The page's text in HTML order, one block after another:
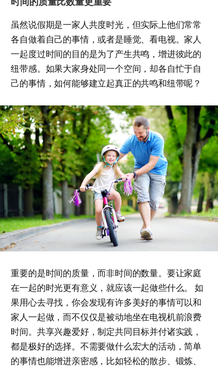
虽然说假期是一家人共度时光，但实际上他们常常
各自做着自己的事情，或者是睡觉、看电视。家人
一起度过时间的目的是为了产生共鸣，增进彼此的
纽带感。如果大家身处同一个空间，却各自忙于自
己的事情，如何能够建立起真正的共鸣和纽带呢？
重要的是时间的质量，而非时间的数量。要让家庭
在一起的时光更有意义，就应该一起做些什么。 如
果用心去寻找，你会发现有许多美好的事情可以和
家人一起做，而不仅仅是被动地坐在电视机前浪费
时间。共享兴趣爱好，制定共同目标并付诸实践，
都是极好的选择。不需要做什么宏大的活动，简单
的事情也能增进亲密感，比如轻松的散步、锻炼、